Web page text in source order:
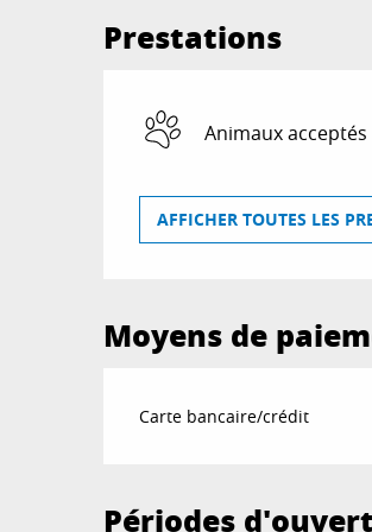
Prestations
Animaux acceptés
AFFICHER TOUTES LES
Moyens de
Carte bancaire/crédit
Périodes